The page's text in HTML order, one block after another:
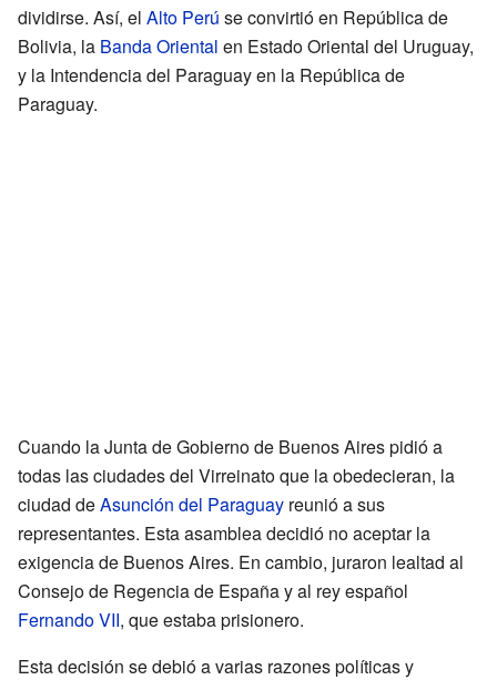
dividirse. Así, el Alto Perú se convirtió en República de
Bolivia, la Banda Oriental en Estado Oriental del Uruguay,
y la Intendencia del Paraguay en la República de
Paraguay.
Cuando la Junta de Gobierno de Buenos Aires pidió a
todas las ciudades del Virreinato que la obedecieran, la
ciudad deAsunción del Paraguay reunió a sus
representantes. Esta asamblea decidió no aceptar la
exigencia de Buenos Aires. En cambio, juraron lealtad al
Consejo de Regencia de España y al rey español
Fernando VII, que estaba prisionero.
Esta decisión se debió a varias razones políticas y